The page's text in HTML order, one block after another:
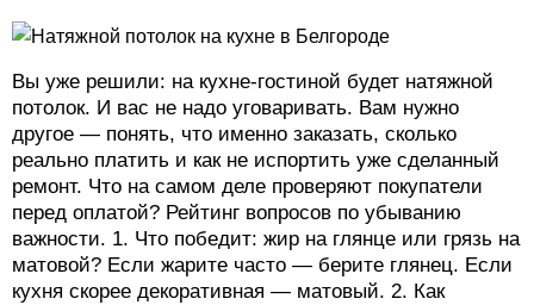
Вы уже решили: на кухне-гостиной будет натяжной
потолок. И вас не надо уговаривать. Вам нужно
другое — понять, что именно заказать, сколько
реально платить и как не испортить уже сделанный
ремонт. Что на самом деле проверяют покупатели
перед оплатой? Рейтинг вопросов по убыванию
важности. 1. Что победит: жир на глянце или грязь на
матовой? Если жарите часто — берите глянец. Если
кухня скорее декоративная — матовый. 2. Как